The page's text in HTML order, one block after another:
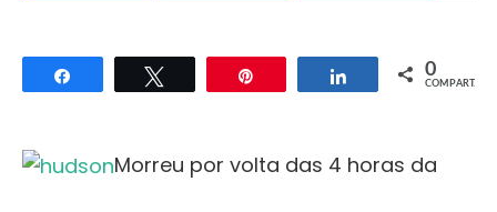
Compartilhar Compartilhar
0
COMPART.
Morreu por volta das 4 horas da